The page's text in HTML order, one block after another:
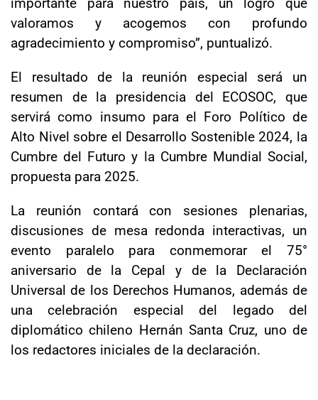
valoramos y acogemos con profundo
agradecimiento y compromiso”, puntualizó.
El resultado de la reunión especial será un
resumen de la presidencia del ECOSOC, que
servirá como insumo para el Foro Político de
Alto Nivel sobre el Desarrollo Sostenible 2024, la
Cumbre del Futuro y la Cumbre Mundial Social,
propuesta para 2025.
La reunión contará con sesiones plenarias,
discusiones de mesa redonda interactivas, un
evento paralelo para conmemorar el 75°
aniversario de la Cepal y de la Declaración
Universal de los Derechos Humanos, además de
una celebración especial del legado del
diplomático chileno Hernán Santa Cruz, uno de
los redactores iniciales de la declaración.